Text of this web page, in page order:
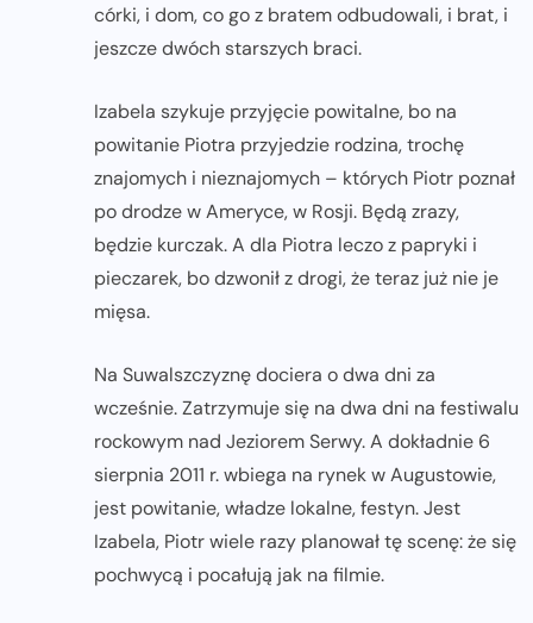
córki, i dom, co go z bratem odbudowali, i brat, i
jeszcze dwóch starszych braci.
Izabela szykuje przyjęcie powitalne, bo na
powitanie Piotra przyjedzie rodzina, trochę
znajomych i nieznajomych – których Piotr poznał
po drodze w Ameryce, w Rosji. Będą zrazy,
będzie kurczak. A dla Piotra leczo z papryki i
pieczarek, bo dzwonił z drogi, że teraz już nie je
mięsa.
Na Suwalszczyznę dociera o dwa dni za
wcześnie. Zatrzymuje się na dwa dni na festiwalu
rockowym nad Jeziorem Serwy. A dokładnie 6
sierpnia 2011 r. wbiega na rynek w Augustowie,
jest powitanie, władze lokalne, festyn. Jest
Izabela, Piotr wiele razy planował tę scenę: że się
pochwycą i pocałują jak na filmie.